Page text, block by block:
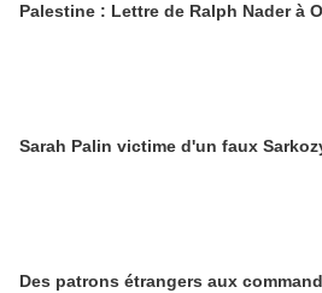
Palestine : Lettre de Ralph Nader à
Sarah Palin victime d'un faux
Des patrons étrangers aux